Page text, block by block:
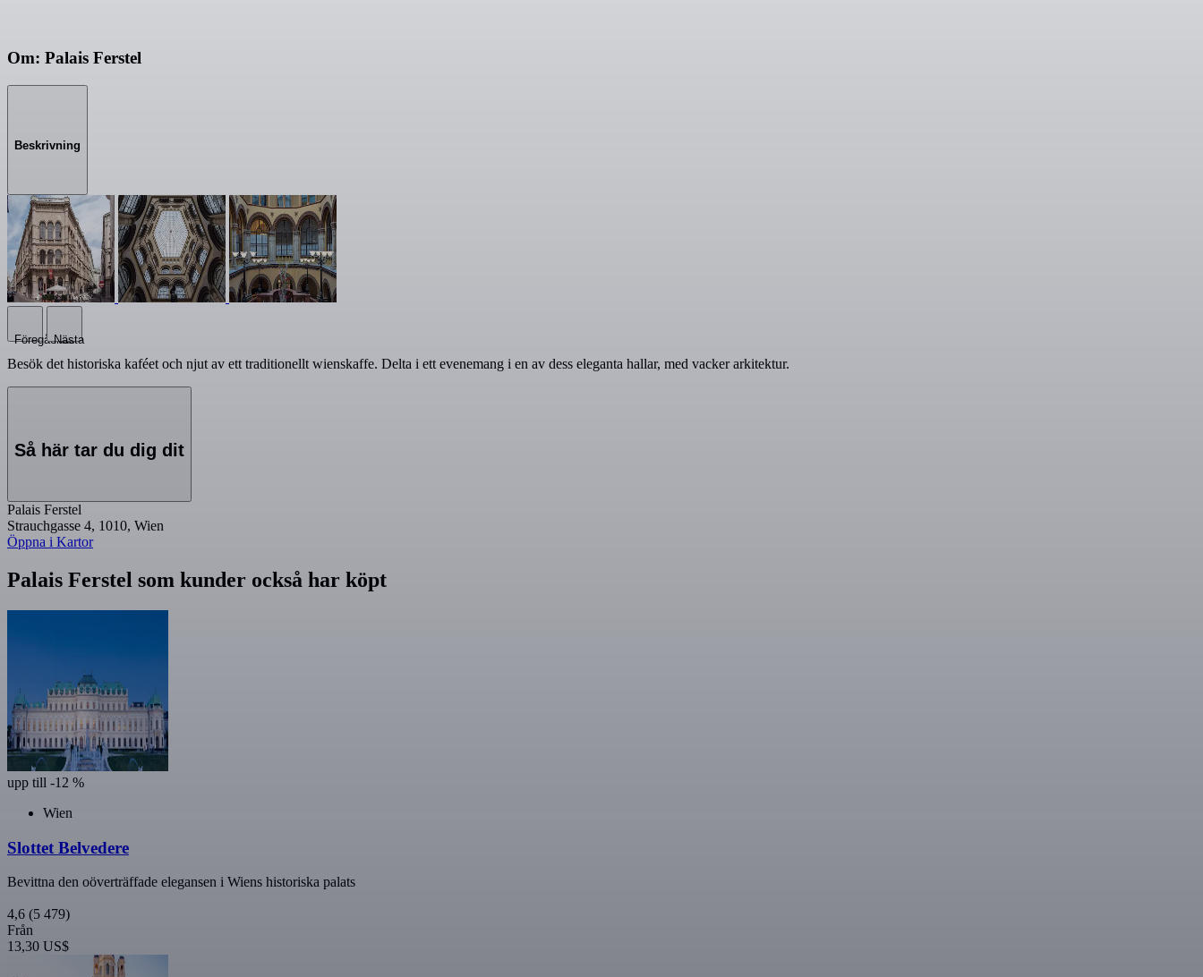
Om: Palais Ferstel
Beskrivning
Föregående
Nästa
Besök det historiska kaféet och njut av ett traditionellt wienskaffe. Delta i ett evenemang i en av dess eleganta hallar, med vacker arkitektur.
Så här tar du dig dit
Palais Ferstel
Strauchgasse 4, 1010, Wien
Öppna i Kartor
Palais Ferstel som kunder också har köpt
upp till -12 %
Wien
Slottet Belvedere
Bevittna den oöverträffade elegansen i Wiens historiska palats
4,6 (5 479)
Från
13,30 US$